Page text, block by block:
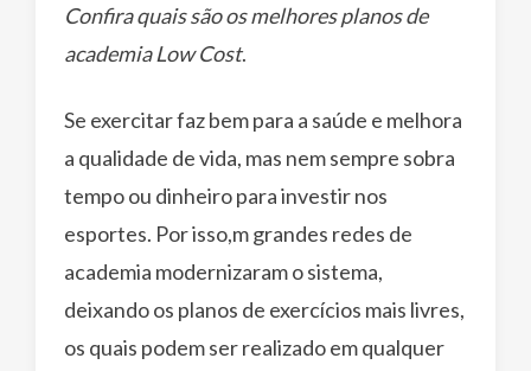
Confira quais são os melhores planos de
academia Low Cost.
Se exercitar faz bem para a saúde e melhora
a qualidade de vida, mas nem sempre sobra
tempo ou dinheiro para investir nos
esportes. Por isso,m grandes redes de
academia modernizaram o sistema,
deixando os planos de exercícios mais livres,
os quais podem ser realizado em qualquer